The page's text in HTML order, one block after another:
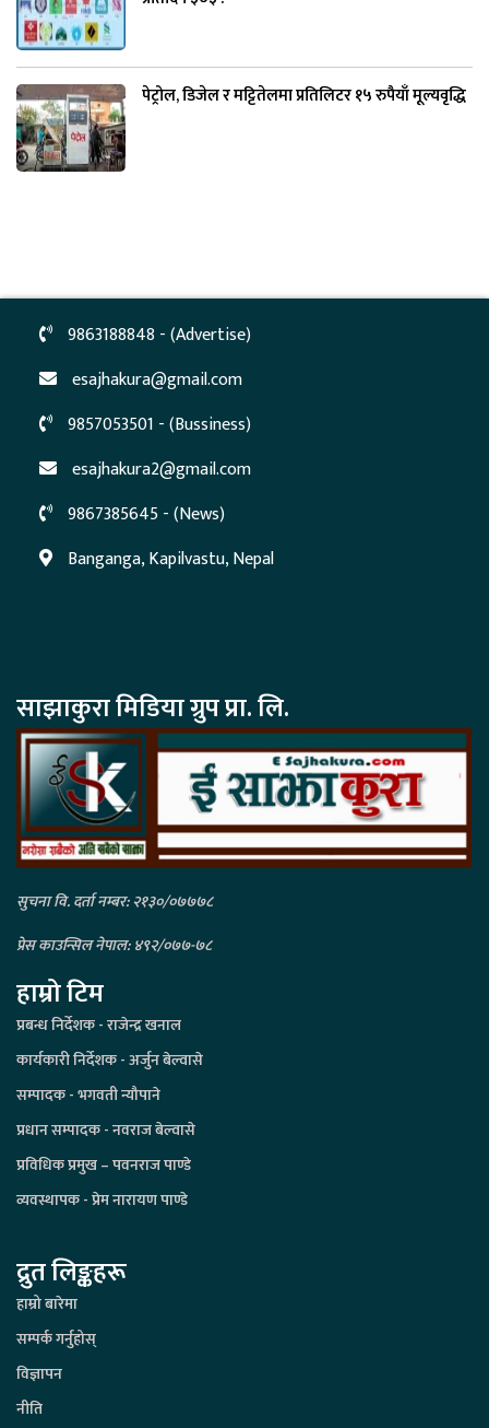
पेट्रोल, डिजेल र मट्टितेलमा प्रतिलिटर १५ रुपैयाँ मूल्यवृद्धि
9863188848 - (Advertise)
esajhakura@gmail.com
9857053501 - (Bussiness)
esajhakura2@gmail.com
9867385645 - (News)
Banganga, Kapilvastu, Nepal
साझाकुरा मिडिया ग्रुप प्रा. लि.
सुचना वि. दर्ता नम्बर: २१३०/०७७७८
प्रेस काउन्सिल नेपाल: ४९२/०७७-७८
हाम्रो टिम
प्रबन्ध निर्देशक - राजेन्द्र खनाल
कार्यकारी निर्देशक - अर्जुन बेल्वासे
सम्पादक - भगवती न्यौपाने
प्रधान सम्पादक - नवराज बेल्वासे
प्रविधिक प्रमुख – पवनराज पाण्डे
व्यवस्थापक - प्रेम नारायण पाण्डे
द्रुत लिङ्कहरू
हाम्रो बारेमा
सम्पर्क गर्नुहोस्
विज्ञापन
नीति